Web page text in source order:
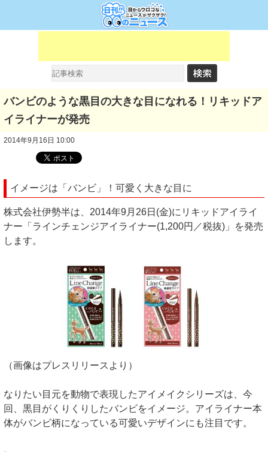
バンビのような黒目の大きな目になれる！リキッドア
イライナーが発売
2014年9月16日 10:00
イメージは「バンビ」！可愛く大きな目に
株式会社伊勢半は、2014年9月26日(金)にリキッドアイライ
ナー「ラインチェンジアイライナー(1,200円／税抜)」を発売
します。
（画像はプレスリリースより）
なりたい目元を動物で表現したアイメイクシリーズは、今
回、黒目がくりくりしたバンビをイメージ。アイライナー本
体がバンビ柄になっている可愛いデザインにも注目です。